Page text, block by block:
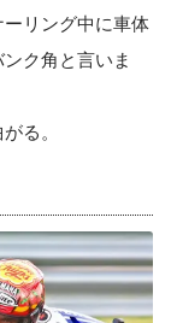
リング中に車体
ク角と言いま
る。